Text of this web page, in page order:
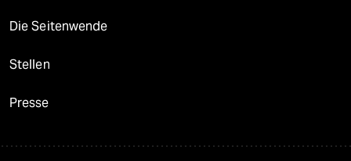
Die Seitenwende
Stellen
Presse